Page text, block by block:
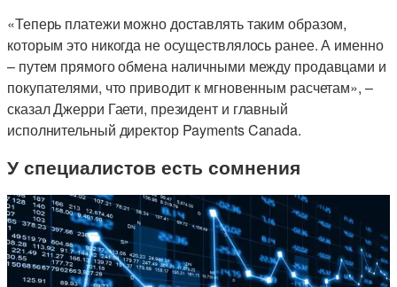
«Теперь платежи можно доставлять таким образом,
которым это никогда не осуществлялось ранее. А именно
– путем прямого обмена наличными между продавцами и
покупателями, что приводит к мгновенным расчетам», –
сказал Джерри Гаети, президент и главный
исполнительный директор Payments Canada.
У специалистов есть сомнения